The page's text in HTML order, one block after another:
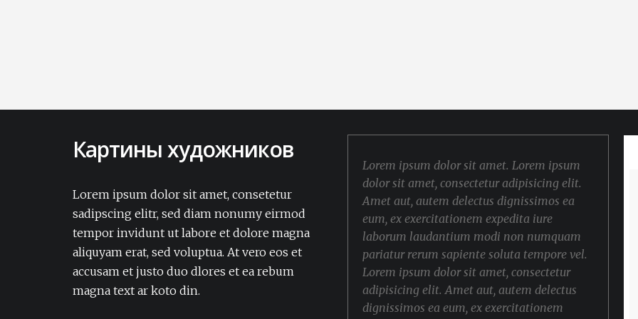
Картины художников
Lorem ipsum dolor sit amet, consetetur
sadipscing elitr, sed diam nonumy eirmod
tempor invidunt ut labore et dolore magna
aliquyam erat, sed voluptua. At vero eos et
accusam et justo duo dlores et ea rebum
magna text ar koto din.
Lorem ipsum dolor sit amet, consectetur
dignissimos ea eum, ex exercitationem
expedita iure laborum laudantium modi
non numquam pariatur rerum sapiente
soluta tempore vel.Lorem ipsum dolor sit
amet, consectetur adipisicing elit. Amet aut,
autem delectus dignissimos ea eum, ex
Lorem ipsum dolor sit amet. Lorem ipsum
dolor sit amet, consectetur adipisicing elit.
Amet aut, autem delectus dignissimos ea
eum, ex exercitationem expedita iure
laborum laudantium modi non numquam
pariatur rerum sapiente soluta tempore vel.
Lorem ipsum dolor sit amet, consectetur
adipisicing elit. Amet aut, autem delectus
dignissimos ea eum, ex exercitationem